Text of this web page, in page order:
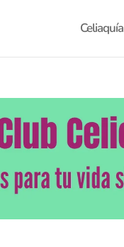
Celiaquía